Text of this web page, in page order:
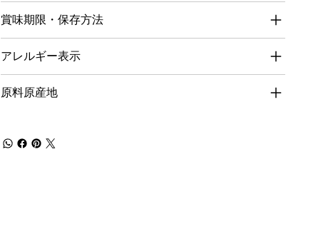
賞味期限・保存方法
アレルギー表示
原料原産地